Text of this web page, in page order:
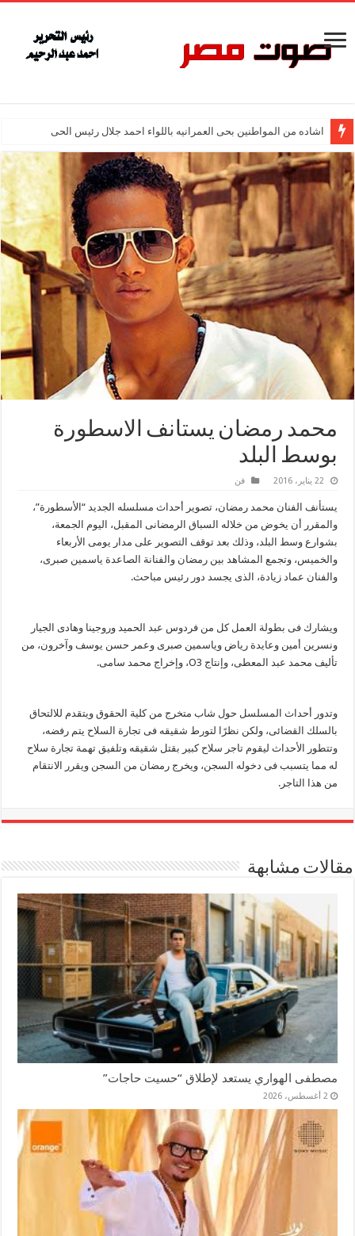
اشاده من المواطنين بحى العمرانيه باللواء احمد جلال رئيس الحى
محمد رمضان يستانف الاسطورة
بوسط البلد
22 يناير، 2016 فن
يستأنف الفنان محمد رمضان، تصوير أحداث مسلسله الجديد “الأسطورة”،
والمقرر أن يخوض من خلاله السباق الرمضانى المقبل، اليوم الجمعة،
بشوارع وسط البلد، وذلك بعد توقف التصوير على مدار يومى الأربعاء
والخميس، وتجمع المشاهد بين رمضان والفنانة الصاعدة ياسمين صبرى،
والفنان عماد زيادة، الذى يجسد دور رئيس مباحث.
ويشارك فى بطولة العمل كل من فردوس عبد الحميد وروجينا وهادى الجيار
ونسرين أمين وعايدة رياض وياسمين صبرى وعمر حسن يوسف وآخرون، من
تأليف محمد عبد المعطى، وإنتاج O3، وإخراج محمد سامى.
وتدور أحداث المسلسل حول شاب متخرج من كلية الحقوق ويتقدم للالتحاق
بالسلك القضائى، ولكن نظرًا لتورط شقيقه فى تجارة السلاح يتم رفضه،
وتتطور الأحداث ليقوم تاجر سلاح كبير بقتل شقيقه وتلفيق تهمة تجارة سلاح
له مما يتسبب فى دخوله السجن، ويخرج رمضان من السجن ويقرر الانتقام
من هذا التاجر.
مقالات مشابهة
مصطفى الهواري يستعد لإطلاق “حسيت حاجات”
2 أغسطس، 2026